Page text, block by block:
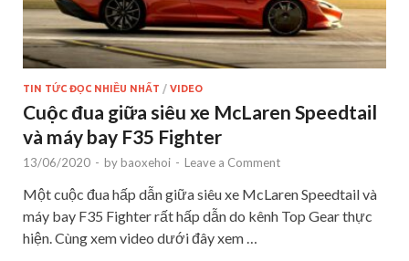
TIN TỨC ĐỌC NHIỀU NHẤT / VIDEO
Cuộc đua giữa siêu xe McLaren Speedtail
và máy bay F35 Fighter
13/06/2020 - by baoxehoi - Leave a Comment
Một cuộc đua hấp dẫn giữa siêu xe McLaren Speedtail và
máy bay F35 Fighter rất hấp dẫn do kênh Top Gear thực
hiện. Cùng xem video dưới đây xem …